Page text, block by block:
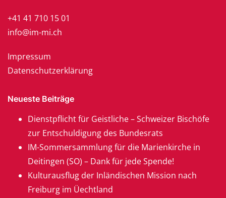
+41 41 710 15 01
info@im-mi.ch
Impressum
Datenschutzerklärung
Neueste Beiträge
Dienstpflicht für Geistliche – Schweizer Bischöfe
zur Entschuldigung des Bundesrats
IM-Sommersammlung für die Marienkirche in
Deitingen (SO) – Dank für jede Spende!
Kulturausflug der Inländischen Mission nach
Freiburg im Üechtland